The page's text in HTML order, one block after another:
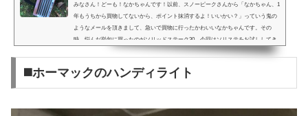
みなさん！どーも！なかちゃんです！以前、スノーピークさんから「なかちゃん、1
年もうちから買物してないから、ポイント抹消するよ！いいかい？」っていう鬼の
ようなメールを頂きまして、急いで買物に行ったかわいいなかちゃんです。その
時、悩んだ挙句に買ったのがソリッドステーク30。今回はソリステをお試ししてき
ました！■最初は付属品で納得確かにアメニティドームに付属しているペグって、
んよね」っていう感じでした。 右が付属品。ちょっと...
◼️ホーマックのハンディライト